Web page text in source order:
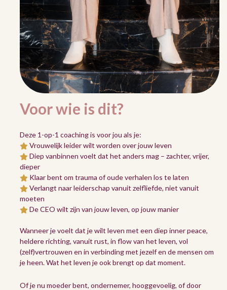
Voor wie is dit?
Deze 1-op-1 coaching is voor jou als je:
Vrouwelijk leider wilt worden over jouw leven
Diep vanbinnen voelt dat het anders mag – zachter, vrijer,
dieper
Klaar bent om trauma of oude verhalen los te laten
Verlangt naar leiderschap vanuit zelfliefde, niet vanuit
moeten
De CEO wilt zijn van jouw leven, op jouw manier
Wanneer je voelt dat je wilt leven met een diep inner peace,
heldere richting, vanuit rust, in flow van het leven, vol
(zelf)vertrouwen en in verbinding met jezelf en de mensen om
je heen. Wat het leven je ook brengt op dat moment.
Of je nu moeder bent, ondernemer, hooggevoelig, of door